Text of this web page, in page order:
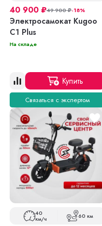
40 900 ₽49 900₽-18%
Электросамокат Kugoo
C1 Plus
На складе
Купить
Связаться с экспертом
40
км/ч 60 км